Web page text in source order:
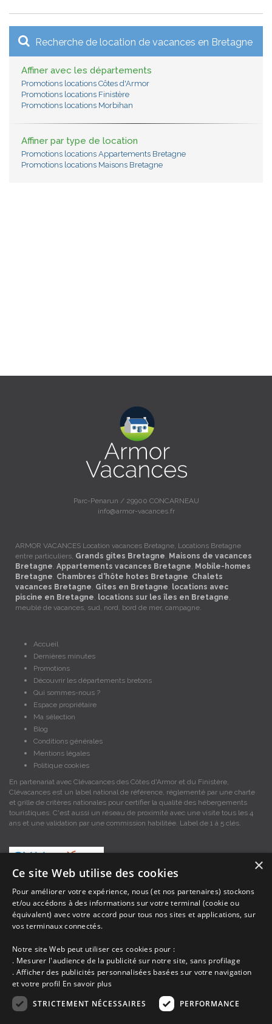
Recherche de location de vacances en Bretagne
Affiner avec les départements
Promotions locations Côtes d'Armor
Promotions locations Finistère
Promotions locations Morbihan
Affiner par type de location
Promotions locations Appartements Bretagne
Promotions locations Maisons Bretagne
Parc-Penarun / 29900 CONCARNEAU
info@armor-vacances.fr
ARMOR VACANCES Location vacances Bretagne, Locations Bretagne
entre particuliers, Grands gites Bretagne, Maisons de vacances
Bretagne, Appartements vacances Bretagne, Mobile-homes
Bretagne, Chambres d'hôte hotes Bretagne, Chalets
vacances Bretagne, Gites en Bretagne, locations avec
piscine en Bretagne, locations sur les îles en Bretagne,
meublé de vacances, sud, nord, bord de mer, campagne.
Accueil
Dernières minutes
Promotions
Découvrir les départements bretons
Qui sommes-nous ?
Espace propriétaire
Ma sélection
Blog
Conditions générales
Mentions légales
Politique cookies
En partenariat avec Clévacances des Côtes d'Armor et du Finistère,
Clévacances est un label national de référence, réglementé par une charte
et grille de critères nationales pour certifier la qualité des hébergements
touristiques. C'est aussi un réseau de proximité avec une visite tous les 4
ans et une validation par une commission habilitée. Label de 1 à 5 clés.
Les descriptions et photos contenues dans le site Armor-vacances sont sous
la responsabilité des propriétaires, ces informations sont indicatives et non
contractuelles. Les données sont protégées par copyright Armor-vacances.
Armor-vacances n'est pas un organisme et ne touche aucune commission
sur les locations, c'est simplement un annuaire d'hébergements de
vacances en Bretagne, un service de petites annonces de location DE
PARTICULIER A PARTICULIER.
Avant de prendre possession du logement vous devez obtenir du
×
Ce site Web utilise des cookies
Pour améliorer votre expérience, nous (et nos partenaires) stockons
et/ou accédons à des informations sur votre terminal (cookie ou
équivalent) avec votre accord pour tous nos sites et applications, sur
vos terminaux connectés.
Notre site Web peut utiliser ces cookies pour :
. Mesurer l'audience de la publicité sur notre site, sans profilage
. Afficher des publicités personnalisées basées sur votre navigation
et votre profil En savoir plus
STRICTEMENT NÉCESSAIRES
PERFORMANCE